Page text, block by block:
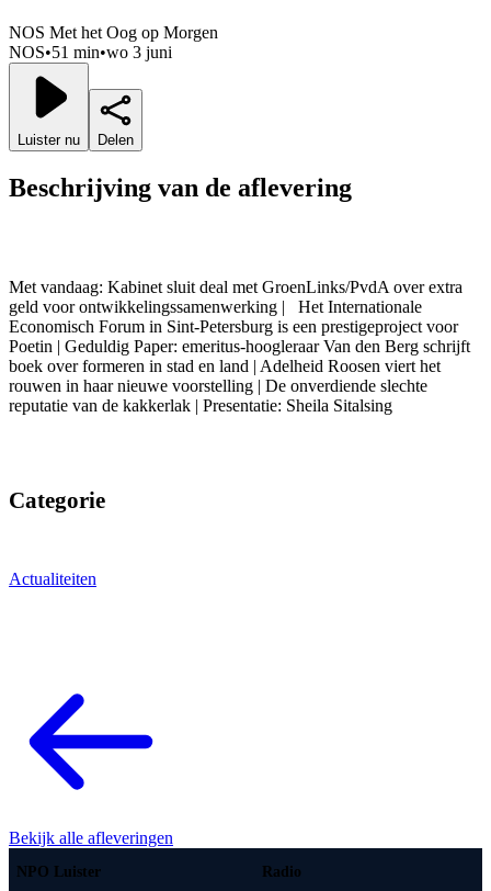
NOS Met het Oog op Morgen
NOS•51 min•wo 3 juni
Luister nu Delen
Beschrijving van de aflevering
Met vandaag: Kabinet sluit deal met GroenLinks/PvdA over extra
geld voor ontwikkelingssamenwerking | Het Internationale
Economisch Forum in Sint-Petersburg is een prestigeproject voor
Poetin | Geduldig Paper: emeritus-hoogleraar Van den Berg schrijft
boek over formeren in stad en land | Adelheid Roosen viert het
rouwen in haar nieuwe voorstelling | De onverdiende slechte
reputatie van de kakkerlak | Presentatie: Sheila Sitalsing
Categorie
Actualiteiten
Bekijk alle afleveringen
NPO Luister Radio